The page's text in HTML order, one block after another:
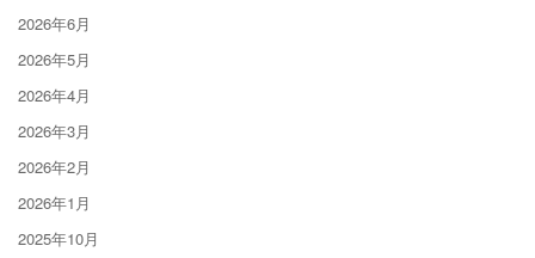
2026年6月
2026年5月
2026年4月
2026年3月
2026年2月
2026年1月
2025年10月